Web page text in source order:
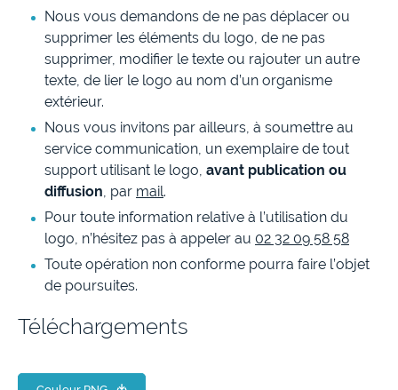
Nous vous demandons de ne pas déplacer ou
supprimer les éléments du logo, de ne pas
supprimer, modifier le texte ou rajouter un autre
texte, de lier le logo au nom d’un organisme
extérieur.
Nous vous invitons par ailleurs, à soumettre au
service communication, un exemplaire de tout
support utilisant le logo, avant publication ou
diffusion, par mail.
Pour toute information relative à l’utilisation du
logo, n’hésitez pas à appeler au 02 32 09 58 58
Toute opération non conforme pourra faire l’objet
de poursuites.
Téléchargements